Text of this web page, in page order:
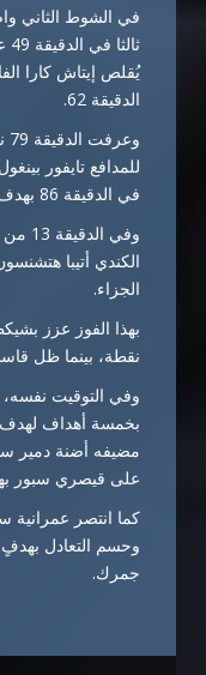
في الشوط الثاني
يُقلص إيتاش كارا
الدقيقة 62.
للمدافع تايفور
في الدقيقة 86 بهدف ثان سجله السورينامي ريان دونك.
وفي
الكندي أتيبا
الجزاء.
نقطة، بينما ظل قاسم
وفي التوقيت
بخمسة أهداف
مضيفه أضنة دمير
على قيصري سبور
كما انتصر
وحسم التعادل بهدفٍ
جمرك.